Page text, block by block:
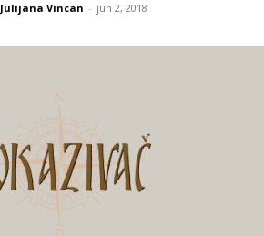
Julijana Vincan - jun 2, 2018